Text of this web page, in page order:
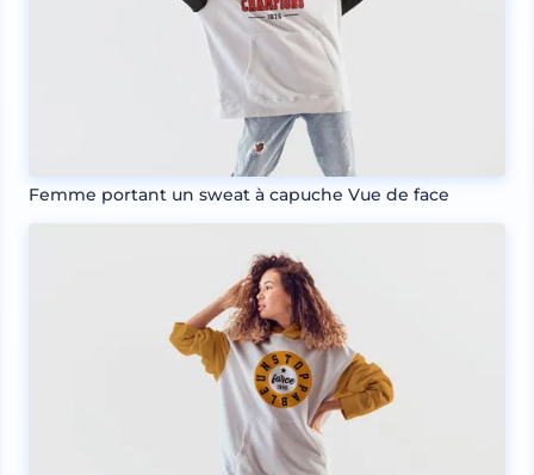
Femme portant un sweat à capuche Vue de face